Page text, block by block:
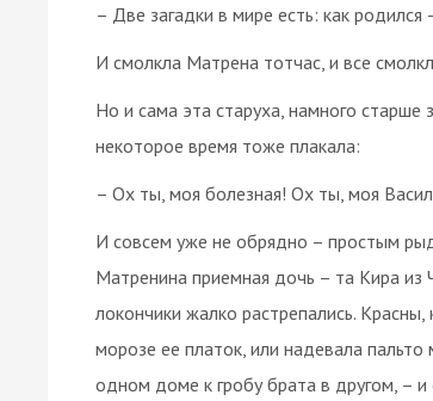
– Две загадки в мире есть: как
И смолкла Матрена тотчас, и все
Но и сама эта старуха, намного старше
некоторое время тоже плакала:
– Ох ты, моя болезная! Ох ты, моя
И совсем уже не обрядно – простым
Матренина приемная дочь – та Кира из
локончики жалко растрепались.
морозе ее платок, или надевала
одном доме к гробу брата в другом, –